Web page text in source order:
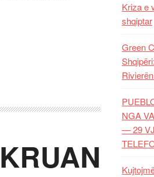
Kriza e
shqiptar
Green
NGA
— 29